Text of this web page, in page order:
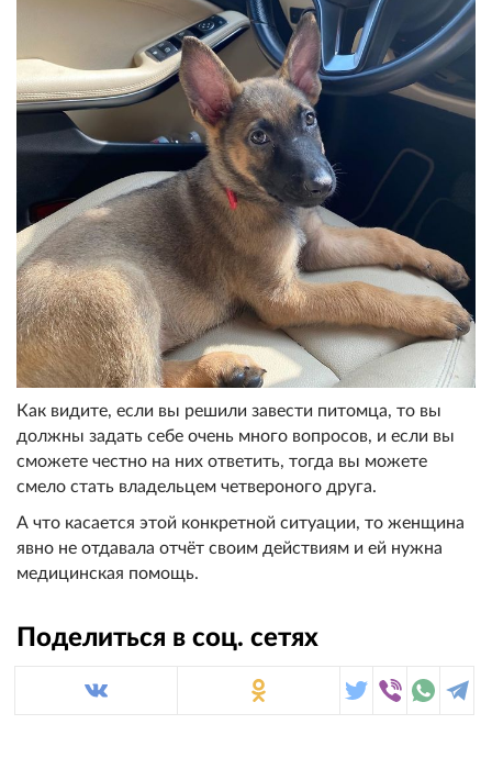
Как видите, если вы решили завести питомца, то вы
должны задать себе очень много вопросов, и если вы
сможете честно на них ответить, тогда вы можете
смело стать владельцем четвероного друга.
А что касается этой конкретной ситуации, то женщина
явно не отдавала отчёт своим действиям и ей нужна
медицинская помощь.
Поделиться в соц. сетях